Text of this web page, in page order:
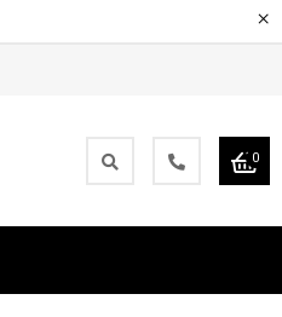
×
0